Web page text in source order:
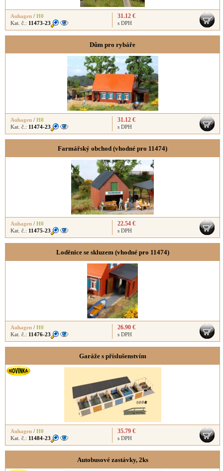
Auhagen / H0
Kat. č.: 11473-23
31.12 €
s DPH
Dům pro rybáře
Auhagen / H0
Kat. č.: 11474-23
31.12 €
s DPH
Farmářský obchod (vhodné pro 11474)
Auhagen / H0
Kat. č.: 11475-23
22.54 €
s DPH
Loděnice se skluzem (vhodné pro 11474)
Auhagen / H0
Kat. č.: 11476-23
26.90 €
s DPH
Garáže s příslušenstvím
Auhagen / H0
Kat. č.: 11484-23
35.79 €
s DPH
Autobusové zastávky, 2ks